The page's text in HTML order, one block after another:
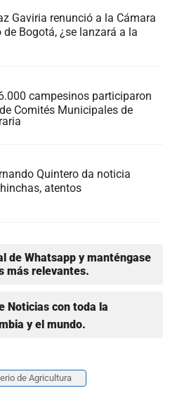
Gaviria renunció a la Cámara
de Bogotá, ¿se lanzará a la
campesinos participaron
Comités Municipales de
Quintero da noticia
atentos
de Whatsapp y manténgase
más relevantes.
Noticias con toda la
y el mundo.
de Agricultura